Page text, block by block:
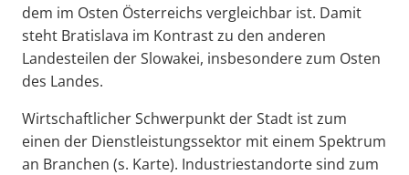
dem im Osten Österreichs vergleichbar ist. Damit
steht Bratislava im Kontrast zu den anderen
Landesteilen der Slowakei, insbesondere zum Osten
des Landes.
Wirtschaftlicher Schwerpunkt der Stadt ist zum
einen der Dienstleistungssektor mit einem Spektrum
an Branchen (s. Karte). Industriestandorte sind zum